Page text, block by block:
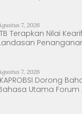
7, 2026
Terapkan Nilai
7, 2026
Dorong
Utama Forum